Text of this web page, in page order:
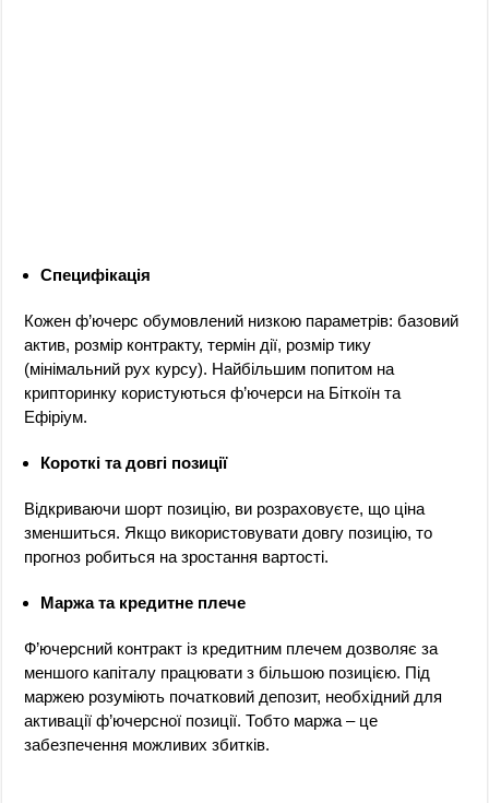
Специфікація
Кожен ф’ючерс обумовлений низкою параметрів: базовий
актив, розмір контракту, термін дії, розмір тику
(мінімальний рух курсу). Найбільшим попитом на
крипторинку користуються ф’ючерси на Біткоїн та
Ефіріум.
Короткі та довгі позиції
Відкриваючи шорт позицію, ви розраховуєте, що ціна
зменшиться. Якщо використовувати довгу позицію, то
прогноз робиться на зростання вартості.
Маржа та кредитне плече
Ф’ючерсний контракт із кредитним плечем дозволяє за
меншого капіталу працювати з більшою позицією. Під
маржею розуміють початковий депозит, необхідний для
активації ф’ючерсної позиції. Тобто маржа – це
забезпечення можливих збитків.